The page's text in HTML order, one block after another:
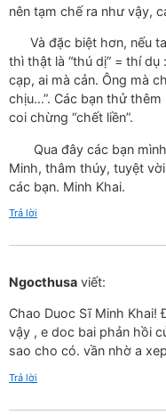
nên tạm chế ra như vậy,
Và đặc biệt hơn, nếu ta
thì thật là “thú dị” = thí dụ
cạp, ai mà cản. Ông mà
chịu…”. Các bạn thử
coi chừng “chết liền”.
Qua đây các bạn mình
Minh, thâm thúy, tuyệt
các bạn. Minh Khai.
Trả lời
Ngocthusa viết:
Chao Duoc Sĩ Minh Khai!
vậy , e doc bai phản hồi
sao cho có. vần nhờ a
Trả lời